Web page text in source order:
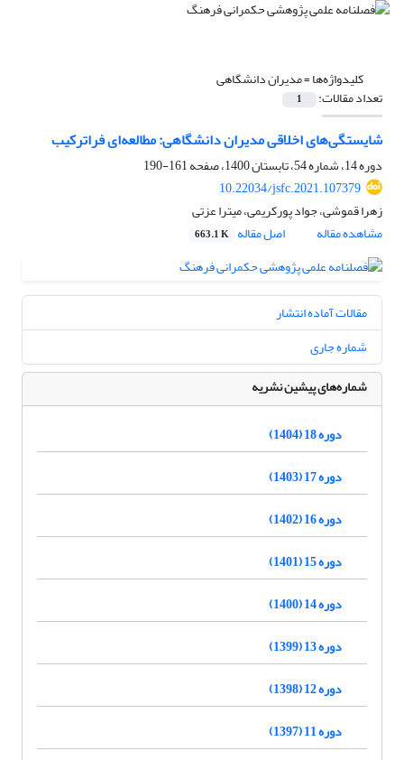
کلیدواژه‌ها =مدیران دانشگاهی
تعداد مقالات: 1
شایستگی‌های اخلاقی مدیران دانشگاهی: مطالعه‌ای فراترکیب
دوره 14، شماره 54، تابستان 1400، صفحه
161-190
10.22034/jsfc.2021.107379
زهرا قموشی، جواد پورکریمی، میترا عزتی
مشاهده مقاله
اصل مقاله 663.1 K
مقالات آماده انتشار
شماره جاری
شماره‌های پیشین نشریه
دوره 18 (1404)
دوره 17 (1403)
دوره 16 (1402)
دوره 15 (1401)
دوره 14 (1400)
دوره 13 (1399)
دوره 12 (1398)
دوره 11 (1397)